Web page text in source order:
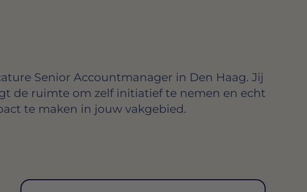
Senior Accountmanager in Den Haag. Jij
de ruimte om zelf initiatief te nemen en echt
te maken in jouw vakgebied.